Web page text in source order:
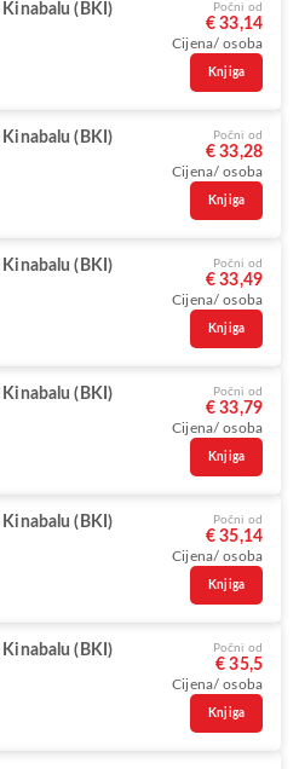
Kinabalu (BKI) Počni od
€ 33,14
Cijena/ osoba
Knjiga
Kinabalu (BKI) Počni od
€ 33,28
Cijena/ osoba
Knjiga
Kinabalu (BKI) Počni od
€ 33,49
Cijena/ osoba
Knjiga
Kinabalu (BKI) Počni od
€ 33,79
Cijena/ osoba
Knjiga
Kinabalu (BKI) Počni od
€ 35,14
Cijena/ osoba
Knjiga
Kinabalu (BKI) Počni od
€ 35,5
Cijena/ osoba
Knjiga